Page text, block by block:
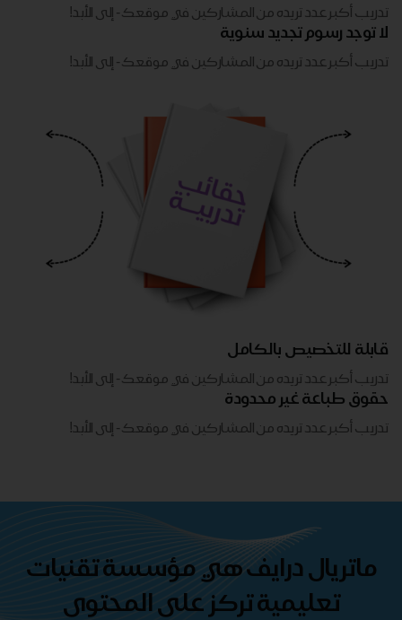
تدريب أكبر عدد تريده من المشاركين في موقعك - ​​إلى الأبد!
لا توجد رسوم تجديد سنوية
تدريب أكبر عدد تريده من المشاركين في موقعك - ​​إلى الأبد!
قابلة للتخصيص بالكامل
تدريب أكبر عدد تريده من المشاركين في موقعك - ​​إلى الأبد!
حقوق طباعة غير محدودة
تدريب أكبر عدد تريده من المشاركين في موقعك - ​​إلى الأبد!
ماتريال درايف هي مؤسسة تقنيات
تعليمية تركز على المحتوى